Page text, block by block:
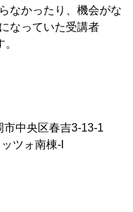
なかったり、機会がな
なっていた受講者
央区春吉3-13-1
南棟-I